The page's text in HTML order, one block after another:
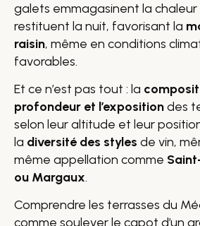
galets emmagasinent la
restituent la nuit, favorisant la
raisin, même en conditions
favorables.
Et ce n’est pas tout : la
profondeur et l’expositiondes
selon leur altitude et leur
la diversité des styles de vin,
même appellation comme
ou Margaux.
Comprendre les terrasses du
comme soulever le capot d’un